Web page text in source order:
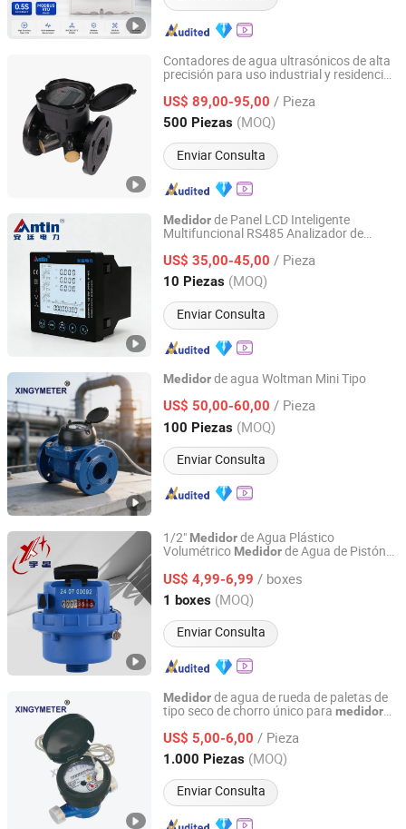
Contadores de agua ultrasónicos de alta
precisión para uso industrial y residencial
US$ 89,00-95,00 / Pieza
500 Piezas (MOQ)
Enviar Consulta
Shandong Rongxian Instrument Technology Co., Ltd.
Shandong, China Desde 2025
Medidorde Panel LCD Inteligente
Multifuncional RS485 Analizador de
US$ 35,00-45,00 / Pieza
10 Piezas (MOQ)
Enviar Consulta
Hangzhou Antin Power Technology Co., Ltd.
Zhejiang, China Desde 2022
Medidorde agua Woltman Mini Tipo
US$ 50,00-60,00 / Pieza
100 Piezas (MOQ)
Enviar Consulta
Ningbo Xingyuan Meter Technology Co., Ltd.
Zhejiang, China Desde 2021
1/2" Medidorde Agua Plástico
Volumétrico Medidorde Agua de Pistón
US$ 4,99-6,99 / boxes
1 boxes (MOQ)
Enviar Consulta
Ningbo Yuxing Water Meter Company Limited
Zhejiang, China Desde 2024
Medidorde agua de rueda de paletas de
tipo seco de chorro único para medidor
US$ 5,00-6,00 / Pieza
1.000 Piezas (MOQ)
Enviar Consulta
Ningbo Xingyuan Meter Technology Co., Ltd.
Zhejiang, China Desde 2021